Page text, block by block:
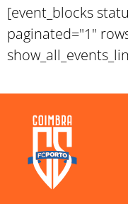
[event_blocks
paginated="1"